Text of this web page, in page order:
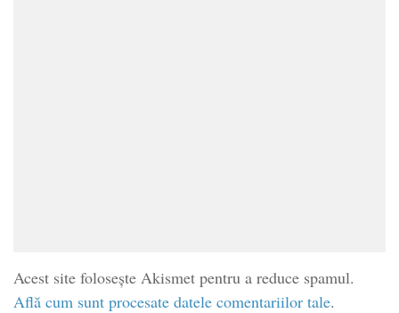
Acest site folosește Akismet pentru a reduce spamul.
Află cum sunt procesate datele comentariilor tale.